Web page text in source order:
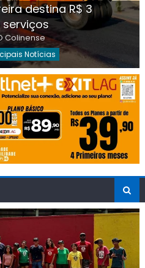
destina R$ 3
Colinense
Notícias